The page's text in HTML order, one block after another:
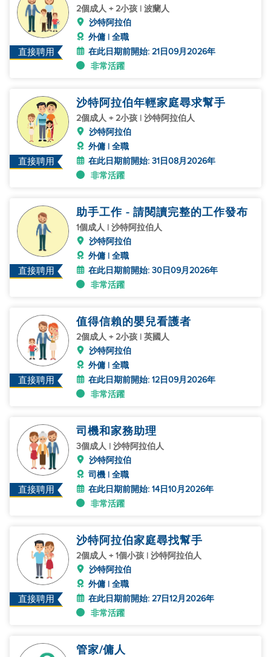
直接聘用
2個成人 + 2小孩 | 波蘭人
沙特阿拉伯
外傭 | 全職
在此日期前開始: 21日09月2026年
非常活躍
直接聘用
沙特阿拉伯年輕家庭尋求幫手
2個成人 + 2小孩 | 沙特阿拉伯人
沙特阿拉伯
外傭 | 全職
在此日期前開始: 31日08月2026年
非常活躍
直接聘用
助手工作 - 請閱讀完整的工作發布
1個成人 | 沙特阿拉伯人
沙特阿拉伯
外傭 | 全職
在此日期前開始: 30日09月2026年
非常活躍
直接聘用
值得信賴的嬰兒看護者
2個成人 + 2小孩 | 英國人
沙特阿拉伯
外傭 | 全職
在此日期前開始: 12日09月2026年
非常活躍
直接聘用
司機和家務助理
3個成人 | 沙特阿拉伯人
沙特阿拉伯
司機 | 全職
在此日期前開始: 14日10月2026年
非常活躍
直接聘用
沙特阿拉伯家庭尋找幫手
2個成人 + 1個小孩 | 沙特阿拉伯人
沙特阿拉伯
外傭 | 全職
在此日期前開始: 27日12月2026年
非常活躍
管家/傭人